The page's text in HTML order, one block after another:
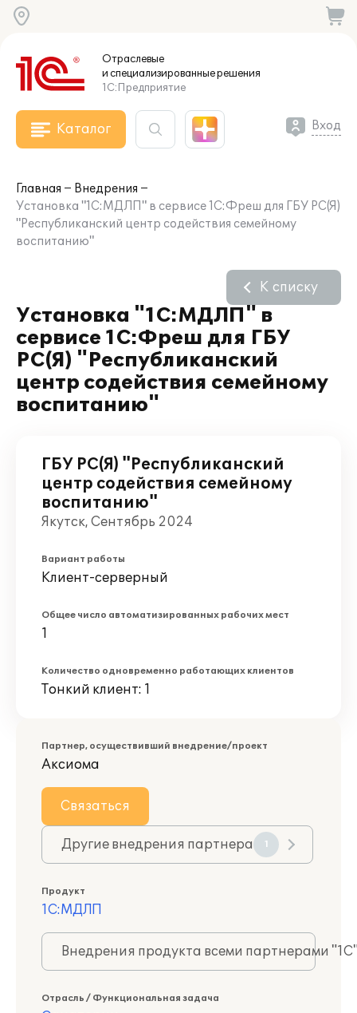
Отраслевые
и специализированныерешения
1С:Предприятие
Каталог Вход
Главная
Внедрения
Установка "1С:МДЛП" в сервисе 1С:Фреш для ГБУ РС(Я)
"Республиканский центр содействия семейному
воспитанию"
Установка "1С:МДЛП" в
сервисе 1С:Фреш для ГБУ
РС(Я) "Республиканский
центр содействия семейному
воспитанию"
К списку
ГБУ РС(Я) "Республиканский
центр содействия семейному
воспитанию"
Якутск, Сентябрь 2024
Вариант работы
Клиент-серверный
Общее число автоматизированных рабочих мест
1
Количество одновременно работающих клиентов
Тонкий клиент: 1
Партнер, осуществивший внедрение/проект
Аксиома
Связаться
Другие внедрения партнера 1
Продукт
1С:МДЛП
Внедрения продукта всеми партнерами
Отрасль / Функциональная задача